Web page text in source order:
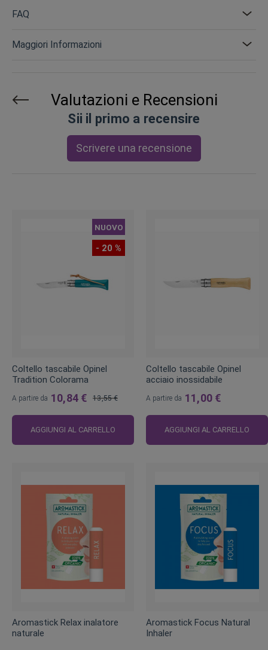
FAQ
Maggiori Informazioni
Valutazioni e Recensioni
Sii il primo a recensire
Scrivere una recensione
NUOVO
- 20 %
Coltello tascabile Opinel
Tradition Colorama
A partire da 10,84 €
regolare
13,55 €
AGGIUNGI AL CARRELLO
Coltello tascabile Opinel
acciaio inossidabile
A partire da 11,00 €
AGGIUNGI AL CARRELLO
Aromastick Relax inalatore
naturale
Aromastick Focus Natural
Inhaler